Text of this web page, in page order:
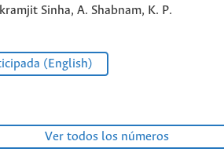
Sinha, A. Shabnam, K. P.
(English)
Ver todos los números